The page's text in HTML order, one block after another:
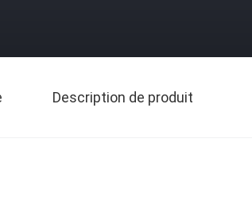
Description de produit